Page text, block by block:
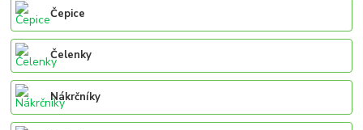
Čepice
Čelenky
Nákrčníky